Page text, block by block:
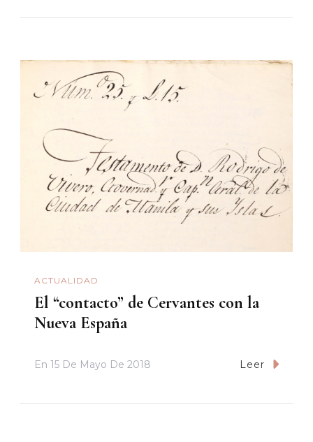
ACTUALIDAD
El “contacto” de Cervantes con la
Nueva España
En 15 De Mayo De 2018 Leer